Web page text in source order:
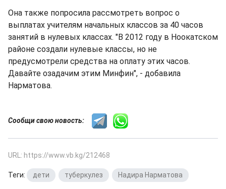
Она также попросила рассмотреть вопрос о
выплатах учителям начальных классов за 40 часов
занятий в нулевых классах. "В 2012 году в Ноокатском
районе создали нулевые классы, но не
предусмотрели средства на оплату этих часов.
Давайте озадачим этим Минфин", - добавила
Нарматова.
Сообщи свою новость:
URL: https://www.vb.kg/212468
Теги: дети туберкулез Надира Нарматова